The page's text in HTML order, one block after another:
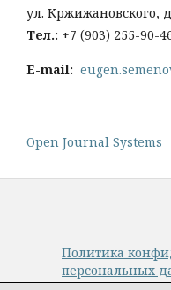
ул. Кржижановского,
Тел.: +7 (903) 255-90-
E-mail:
Open Journal Systems
Политика
персональных